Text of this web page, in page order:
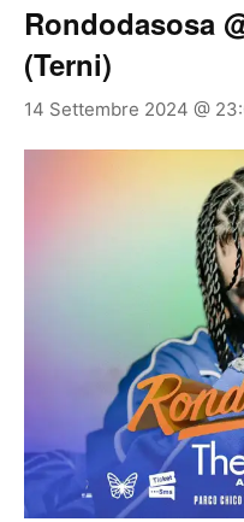
Rondodasosa
(Terni)
14 Settembre 2024 @